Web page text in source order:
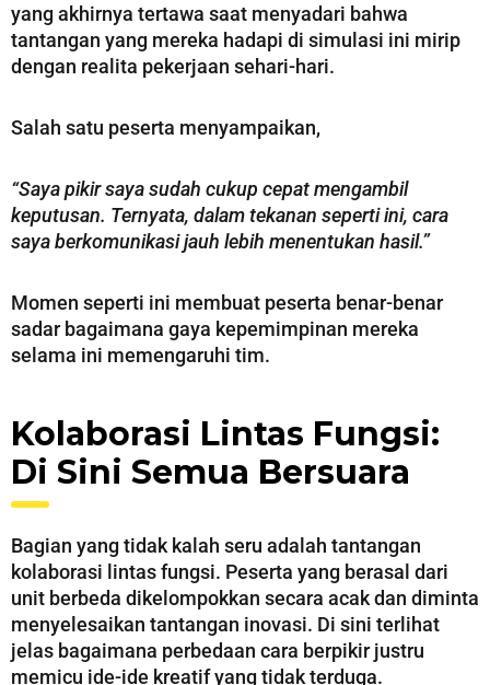
yang akhirnya tertawa saat menyadari bahwa
tantangan yang mereka hadapi di simulasi ini mirip
dengan realita pekerjaan sehari-hari.
Salah satu peserta menyampaikan,
“Saya pikir saya sudah cukup cepat mengambil
keputusan. Ternyata, dalam tekanan seperti ini, cara
saya berkomunikasi jauh lebih menentukan hasil.”
Momen seperti ini membuat peserta benar-benar
sadar bagaimana gaya kepemimpinan mereka
selama ini memengaruhi tim.
Kolaborasi Lintas Fungsi:
Di Sini Semua Bersuara
Bagian yang tidak kalah seru adalah tantangan
kolaborasi lintas fungsi. Peserta yang berasal dari
unit berbeda dikelompokkan secara acak dan diminta
menyelesaikan tantangan inovasi. Di sini terlihat
jelas bagaimana perbedaan cara berpikir justru
memicu ide-ide kreatif yang tidak terduga.